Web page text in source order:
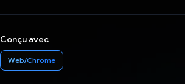
Conçu avec
Web/Chrome